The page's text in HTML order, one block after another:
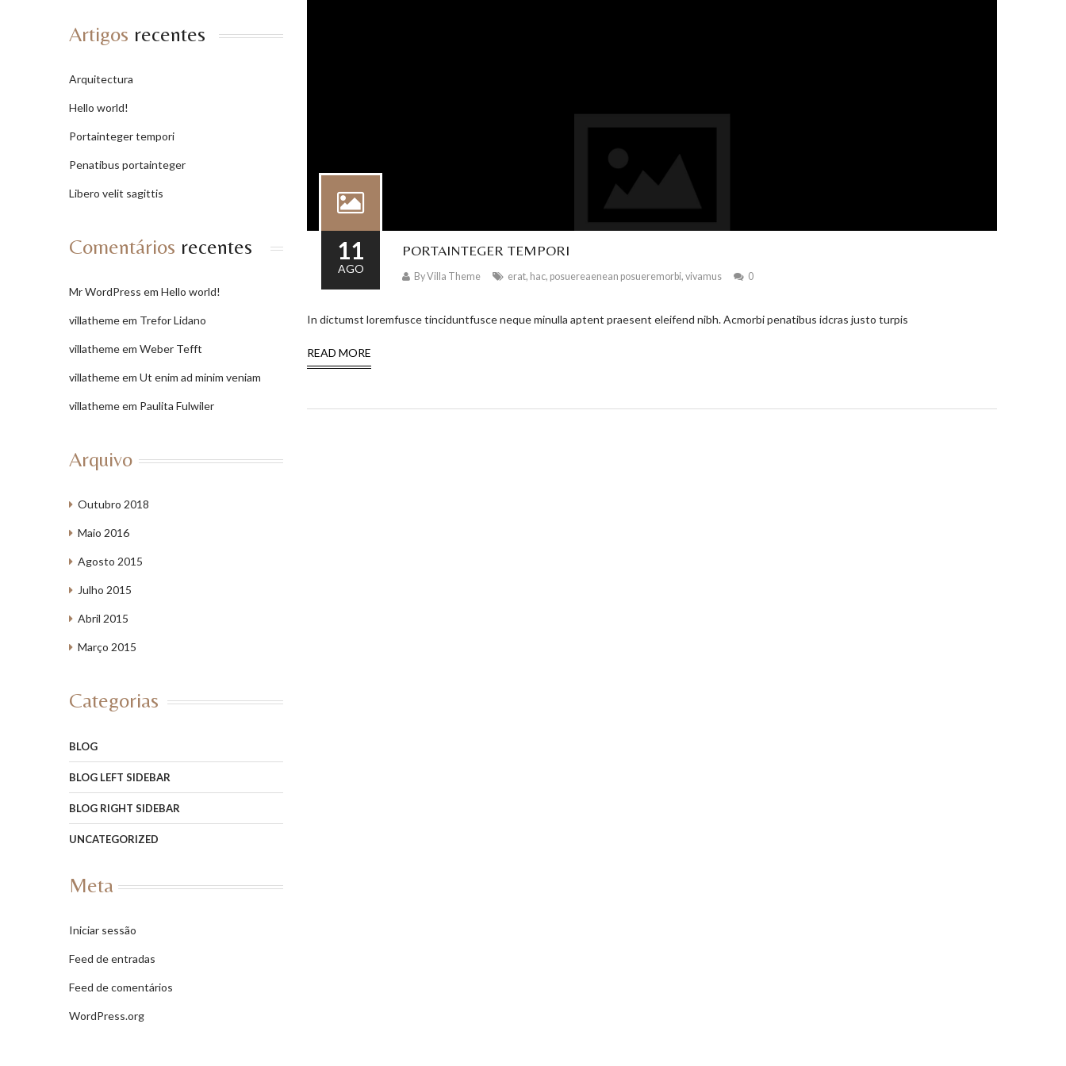
11
AGO
PORTAINTEGER TEMPORI
ByVilla Theme erat, hac, posuereaenean posueremorbi, vivamus 0
In dictumst loremfusce tinciduntfusce neque minulla aptent praesent eleifend nibh. Acmorbi penatibus idcras justo turpis
READ MORE
Artigos recentes
Arquitectura
Hello world!
Portainteger tempori
Penatibus portainteger
Libero velit sagittis
Comentários recentes
Mr WordPress em Hello world!
villathemeem Trefor Lidano
villathemeem Weber Tefft
villathemeem Ut enim ad minim veniam
villathemeem Paulita Fulwiler
Arquivo
Outubro 2018
Maio 2016
Agosto 2015
Julho 2015
Abril 2015
Março 2015
Categorias
BLOG
BLOG LEFT SIDEBAR
BLOG RIGHT SIDEBAR
UNCATEGORIZED
Meta
Iniciar sessão
Feed de entradas
Feed de comentários
WordPress.org